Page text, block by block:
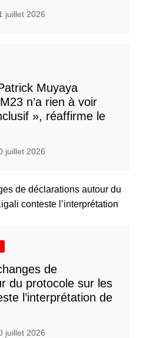
juillet 2026
Muyaya
n’a rien à voir
», réaffirme le
juillet 2026
de
du protocole sur les
l’interprétation de
juillet 2026